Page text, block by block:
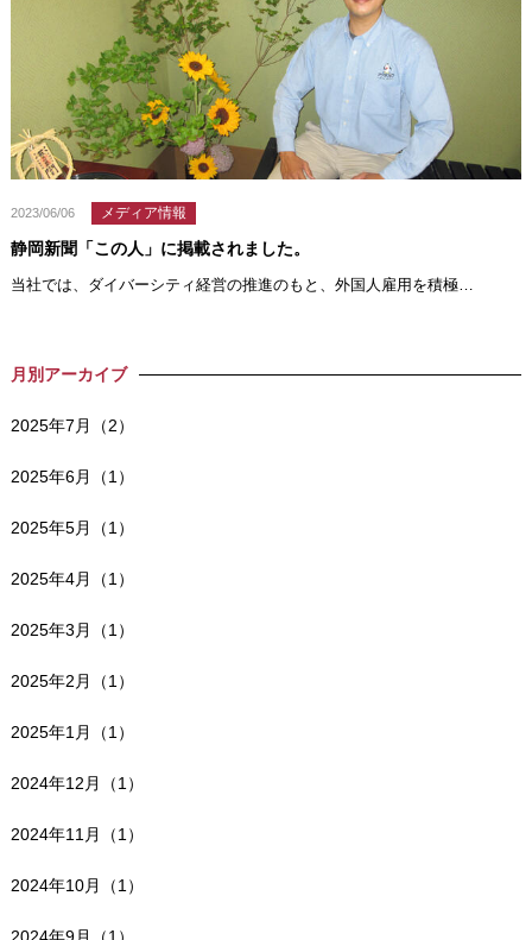
2023/06/06 メディア情報
静岡新聞「この人」に掲載されました。
当社では、ダイバーシティ経営の推進のもと、外国人雇用を積極…
月別アーカイブ
2025年7月（2）
2025年6月（1）
2025年5月（1）
2025年4月（1）
2025年3月（1）
2025年2月（1）
2025年1月（1）
2024年12月（1）
2024年11月（1）
2024年10月（1）
2024年9月（1）